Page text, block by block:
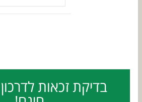
בדיקת זכאות